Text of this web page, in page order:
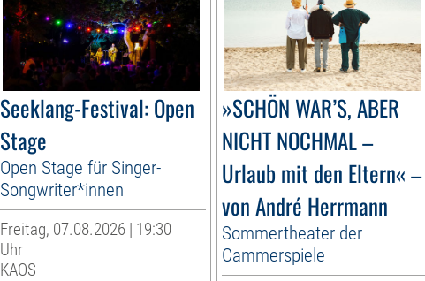
Seeklang-Festival: Open
Stage
Open Stage für Singer-
Songwriter*innen
Freitag, 07.08.2026 | 19:30
Uhr
KAOS
»SCHÖN WAR’S, ABER
NICHT NOCHMAL –
Urlaub mit den Eltern« –
von André Herrmann
Sommertheater der
Cammerspiele